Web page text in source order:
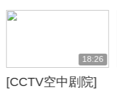
18:26
[CCTV空中剧院]